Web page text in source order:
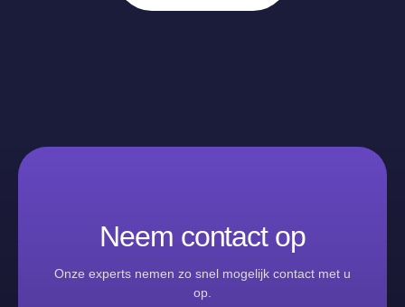
Neem contact op
Onze experts nemen zo snel mogelijk contact met u
op.